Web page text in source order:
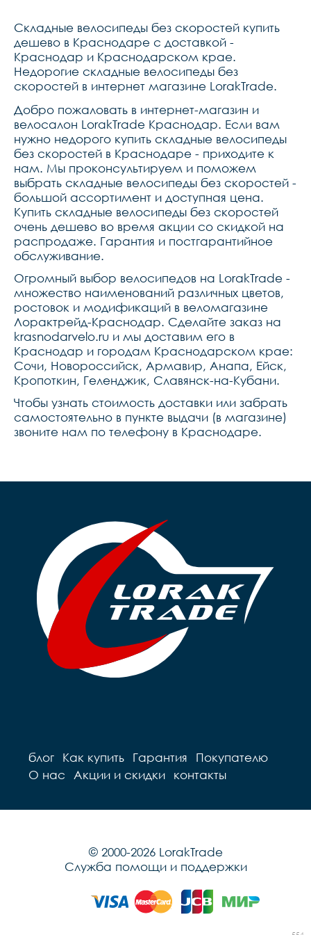
колонка neco
безрезьбовая,седло lorak
на независимых
пружинах,педали пластик
Складные велосипеды без скоростей купить
дешево в Краснодаре с доставкой -
Краснодар и Краснодарском крае.
Недорогие складные велосипеды без
скоростей в интернет магазине LorakTrade.
Добро пожаловать в интернет-магазин и
велосалон LorakTrade Краснодар. Если вам
нужно недорого купить складные велосипеды
без скоростей в Краснодаре - приходите к
нам. Мы проконсультируем и поможем
выбрать складные велосипеды без скоростей -
большой ассортимент и доступная цена.
Купить складные велосипеды без скоростей
очень дешево во время акции со скидкой на
распродаже. Гарантия и постгарантийное
обслуживание.
Огромный выбор велосипедов на LorakTrade -
множество наименований различных цветов,
ростовок и модификаций в веломагазине
Лорактрейд-Краснодар. Сделайте заказ на
krasnodarvelo.ru и мы доставим его в
Краснодар и городам Краснодарском крае:
Сочи, Новороссийск, Армавир, Анапа, Ейск,
Кропоткин, Геленджик, Славянск-на-Кубани.
Чтобы узнать стоимость доставки или забрать
самостоятельно в пункте выдачи (в магазине)
звоните нам по телефону в Краснодаре.
блог Как купить Гарантия
Покупателю
О нас
Акции и скидки контакты
© 2000-2026 LorakTrade
Служба помощи и поддержки